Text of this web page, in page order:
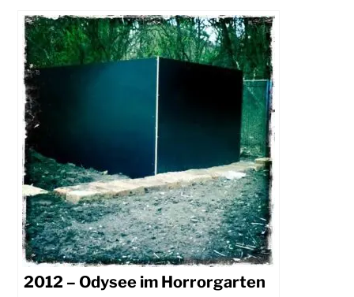
2012 – Odysee im Horrorgarten